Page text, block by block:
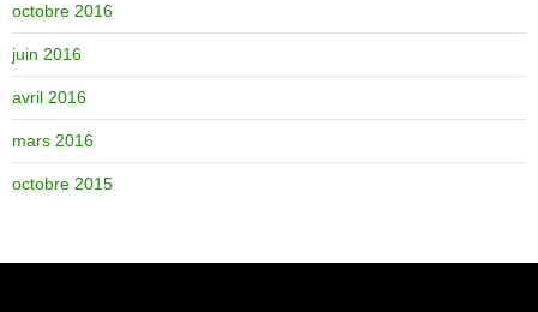
octobre 2016
juin 2016
avril 2016
mars 2016
octobre 2015